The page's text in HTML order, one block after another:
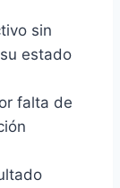
sin
estado
falta de